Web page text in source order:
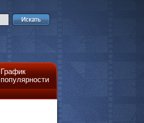
График
популярности